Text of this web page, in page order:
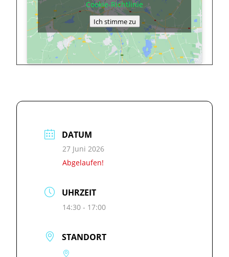
Cookie-Richtlinie
Ich stimme zu
DATUM
27 Juni 2026
Abgelaufen!
UHRZEIT
14:30 - 17:00
STANDORT